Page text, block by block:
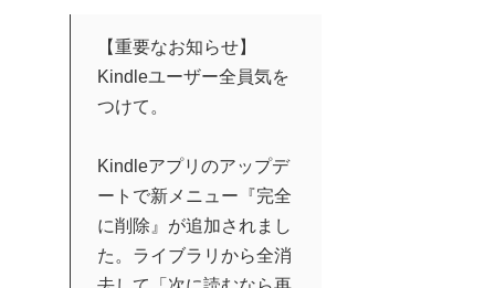
【重要なお知らせ】
Kindleユーザー全員気を
つけて。
Kindleアプリのアップデ
ートで新メニュー『完全
に削除』が追加されまし
た。ライブラリから全消